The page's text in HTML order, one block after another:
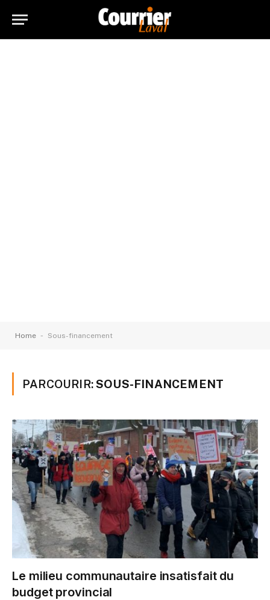
Home - Sous-financement
PARCOURIR:SOUS-FINANCEMENT
Le milieu communautaire insatisfait du
budget provincial